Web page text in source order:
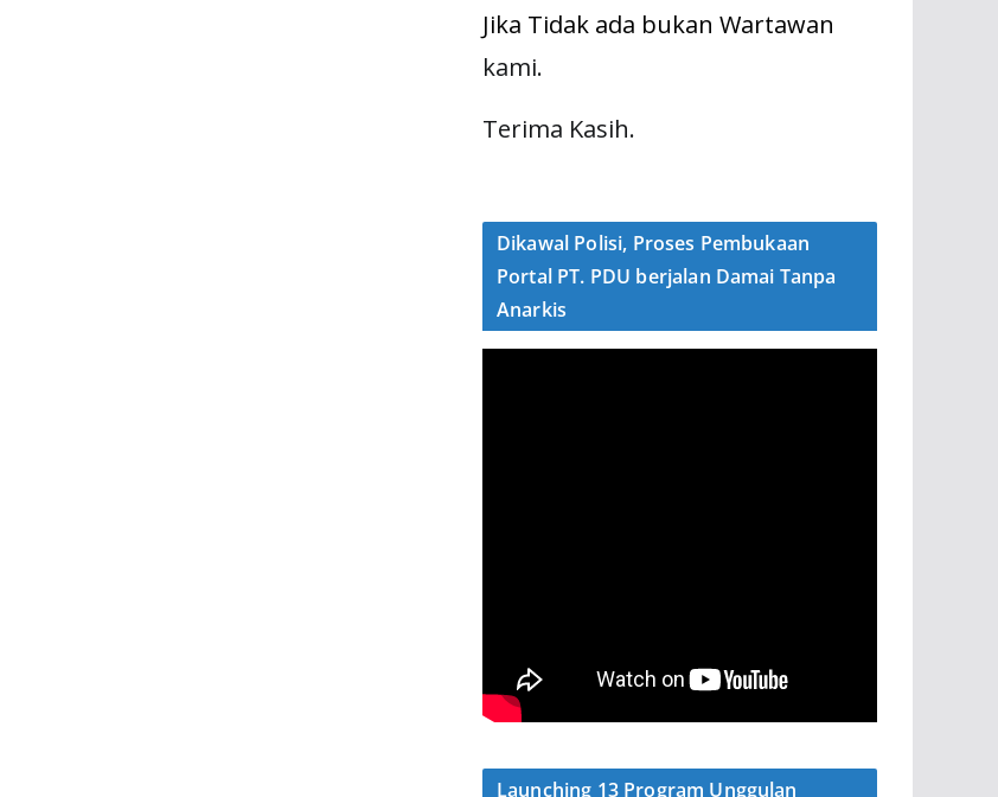
Jika Tidak ada bukan Wartawan
kami.
Terima Kasih.
Dikawal Polisi, Proses Pembukaan
Portal PT. PDU berjalan Damai Tanpa
Anarkis
Launching 13 Program Unggulan